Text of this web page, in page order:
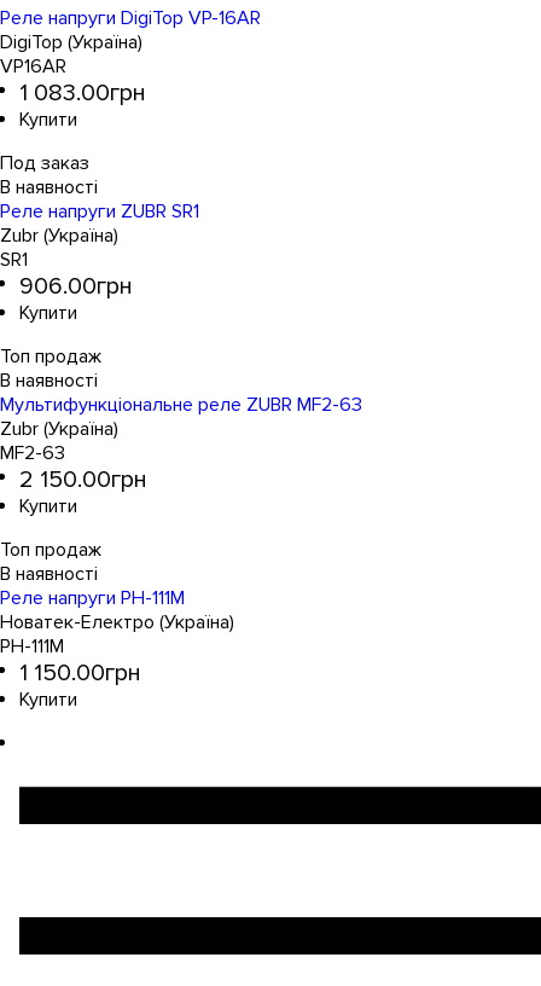
Реле напруги DigiTop VP-16AR
DigiTop (Україна)
VP16AR
1 083.00грн
Под заказ
Реле напруги ZUBR SR1
Zubr (Україна)
SR1
906.00грн
Топ продаж
Мультифункціональне реле ZUBR MF2-63
Zubr (Україна)
MF2-63
2 150.00грн
Топ продаж
Реле напруги РН-111М
Новатек-Електро (Україна)
РН-111М
1 150.00грн